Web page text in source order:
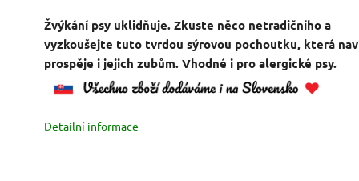
Žvýkání psy uklidňuje. Zkuste něco netradičního a
vyzkoušejte tuto tvrdou sýrovou pochoutku, která
prospěje i jejich zubům. Vhodné i pro alergické psy.
Detailní informace